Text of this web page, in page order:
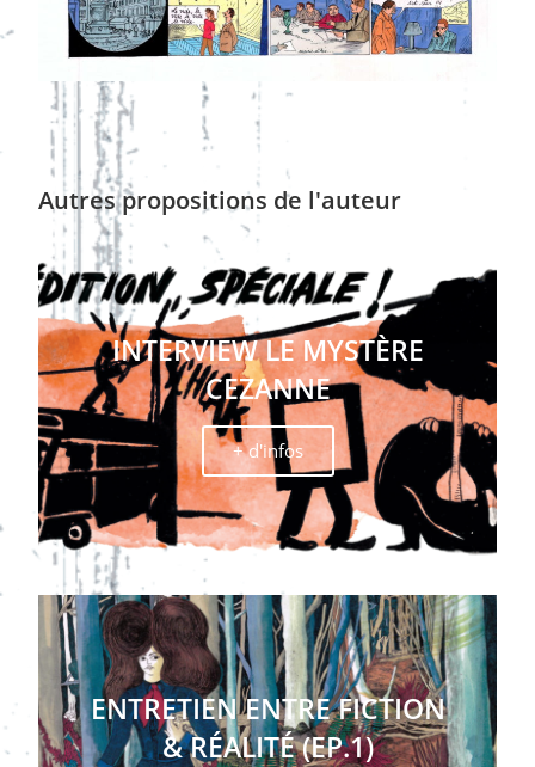
Autres propositions de l'auteur
INTERVIEW LE MYSTÈRE
CEZANNE
+ d'infos
ENTRETIEN ENTRE FICTION
& RÉALITÉ (EP.1)